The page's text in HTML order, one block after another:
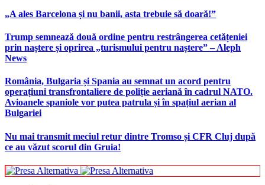
„A ales Barcelona și nu banii, asta trebuie să doară!”
Trump semnează două ordine pentru restrângerea cetățeniei
prin naștere și oprirea „turismului pentru naștere” – Aleph
News
România, Bulgaria și Spania au semnat un acord pentru
operațiuni transfrontaliere de poliție aeriană în cadrul NATO.
Avioanele spaniole vor putea patrula și în spațiul aerian al
Bulgariei
Nu mai transmit meciul retur dintre Tromso și CFR Cluj după
ce au văzut scorul din Gruia!